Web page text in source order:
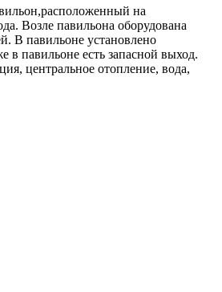
на
Возле павильона оборудована
В павильоне установлено
в павильоне есть запасной выход.
центральное отопление, вода,